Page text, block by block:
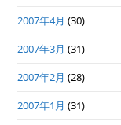
2007年4月 (30)
2007年3月 (31)
2007年2月 (28)
2007年1月 (31)